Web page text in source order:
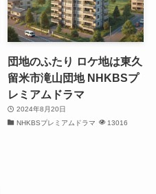
団地のふたり ロケ地は東久
留米市滝山団地 NHKBSプ
レミアムドラマ
2024年8月20日
NHKBSプレミアムドラマ
13016